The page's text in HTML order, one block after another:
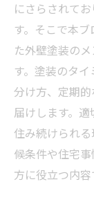
にさらされて
す。そこで本
た外壁塗装の
す。塗装のタ
分け方、定期
届けします。
住み続けられ
候条件や住宅
方に役立つ内容